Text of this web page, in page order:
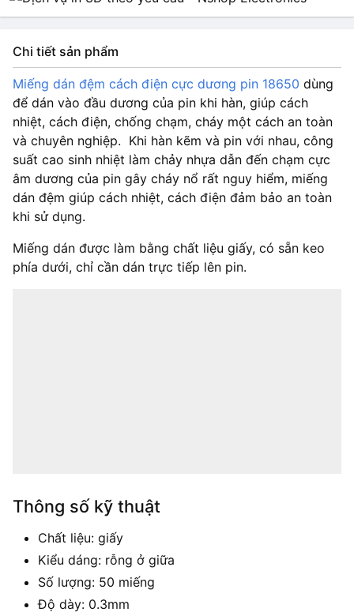
Chi tiết sản phẩm
Miếng dán đệm cách điện cực dương pin 18650 dùng
để dán vào đầu dương của pin khi hàn, giúp cách
nhiệt, cách điện, chống chạm, cháy một cách an toàn
và chuyên nghiệp. Khi hàn kẽm và pin với nhau, công
suất cao sinh nhiệt làm chảy nhựa dẫn đến chạm cực
âm dương của pin gây cháy nổ rất nguy hiểm, miếng
dán đệm giúp cách nhiệt, cách điện đảm bảo an toàn
khi sử dụng.
Miếng dán được làm bằng chất liệu giấy, có sẵn keo
phía dưới, chỉ cần dán trực tiếp lên pin.
Thông số kỹ thuật
Chất liệu: giấy
Kiểu dáng: rỗng ở giữa
Số lượng: 50 miếng
Độ dày: 0.3mm